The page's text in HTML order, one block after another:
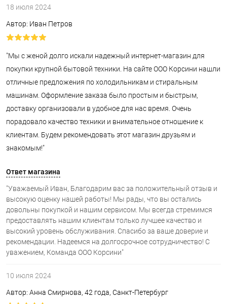
18 июля 2024
Автор: Иван Петров
"Мы с женой долго искали надежный интернет-магазин для
покупки крупной бытовой техники. На сайте ООО Корсини нашли
отличные предложения по холодильникам и стиральным
машинам. Оформление заказа было простым и быстрым,
доставку организовали в удобное для нас время. Очень
порадовало качество техники и внимательное отношение к
клиентам. Будем рекомендовать этот магазин друзьям и
знакомым!"
Ответ магазина
"Уважаемый Иван, Благодарим вас за положительный отзыв и
высокую оценку нашей работы! Мы рады, что вы остались
довольны покупкой и нашим сервисом. Мы всегда стремимся
предоставлять нашим клиентам только лучшее качество и
высокий уровень обслуживания. Спасибо за ваше доверие и
рекомендации. Надеемся на долгосрочное сотрудничество! С
уважением, Команда ООО Корсини"
10 июля 2024
Автор: Анна Смирнова, 42 года, Санкт-Петербург